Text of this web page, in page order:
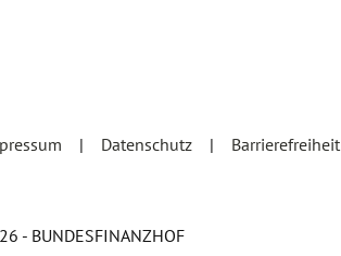
Datenschutz Barrierefreiheit
- BUNDESFINANZHOF